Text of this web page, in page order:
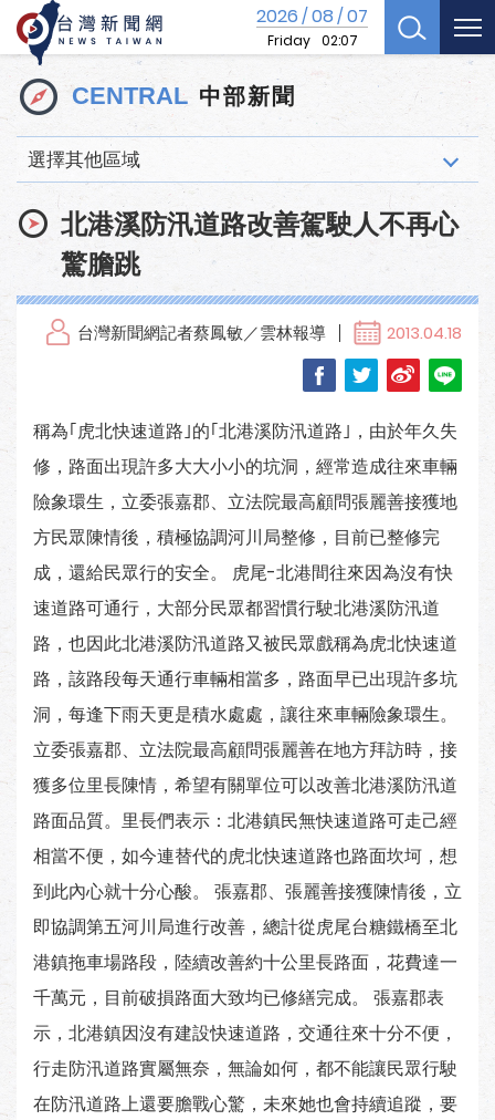
2026/08/07
Friday 02:07
CENTRAL 中部新聞
選擇其他區域
北港溪防汛道路改善駕駛人不再心
驚膽跳
台灣新聞網記者蔡鳳敏／雲林報導 2013.04.18
稱為｢虎北快速道路｣的｢北港溪防汛道路｣，由於年久失
修，路面出現許多大大小小的坑洞，經常造成往來車輛
險象環生，立委張嘉郡、立法院最高顧問張麗善接獲地
方民眾陳情後，積極協調河川局整修，目前已整修完
成，還給民眾行的安全。 虎尾-北港間往來因為沒有快
速道路可通行，大部分民眾都習慣行駛北港溪防汛道
路，也因此北港溪防汛道路又被民眾戲稱為虎北快速道
路，該路段每天通行車輛相當多，路面早已出現許多坑
洞，每逢下雨天更是積水處處，讓往來車輛險象環生。
立委張嘉郡、立法院最高顧問張麗善在地方拜訪時，接
獲多位里長陳情，希望有關單位可以改善北港溪防汛道
路面品質。里長們表示：北港鎮民無快速道路可走己經
相當不便，如今連替代的虎北快速道路也路面坎坷，想
到此內心就十分心酸。 張嘉郡、張麗善接獲陳情後，立
即協調第五河川局進行改善，總計從虎尾台糖鐵橋至北
港鎮拖車場路段，陸續改善約十公里長路面，花費達一
千萬元，目前破損路面大致均已修繕完成。 張嘉郡表
示，北港鎮因沒有建設快速道路，交通往來十分不便，
行走防汛道路實屬無奈，無論如何，都不能讓民眾行駛
在防汛道路上還要膽戰心驚，未來她也會持續追蹤，要